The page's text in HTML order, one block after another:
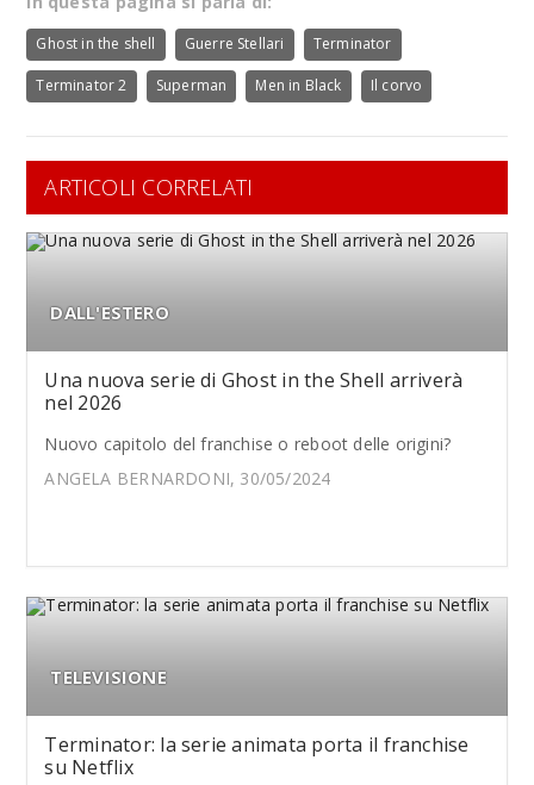
Ghost in the shell Guerre Stellari Terminator
Terminator 2 Superman Men in Black Il corvo
ARTICOLI CORRELATI
DALL'ESTERO
Una nuova serie di Ghost in the Shell arriverà
nel 2026
Nuovo capitolo del franchise o reboot delle origini?
ANGELA BERNARDONI, 30/05/2024
TELEVISIONE
Terminator: la serie animata porta il franchise
su Netflix